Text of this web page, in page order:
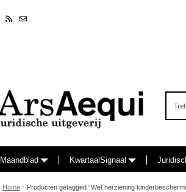
LinkedinRSS feed
Maandblad KwartaalSignaal
Home Producten getagged “Wet herziening